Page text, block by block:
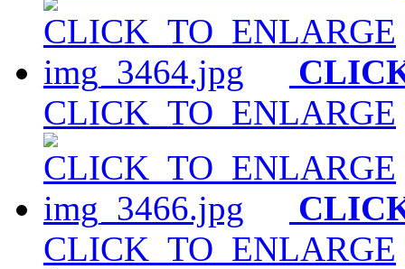
CLICK_TO_ENLARGE
CLICK_TO_ENLARGE